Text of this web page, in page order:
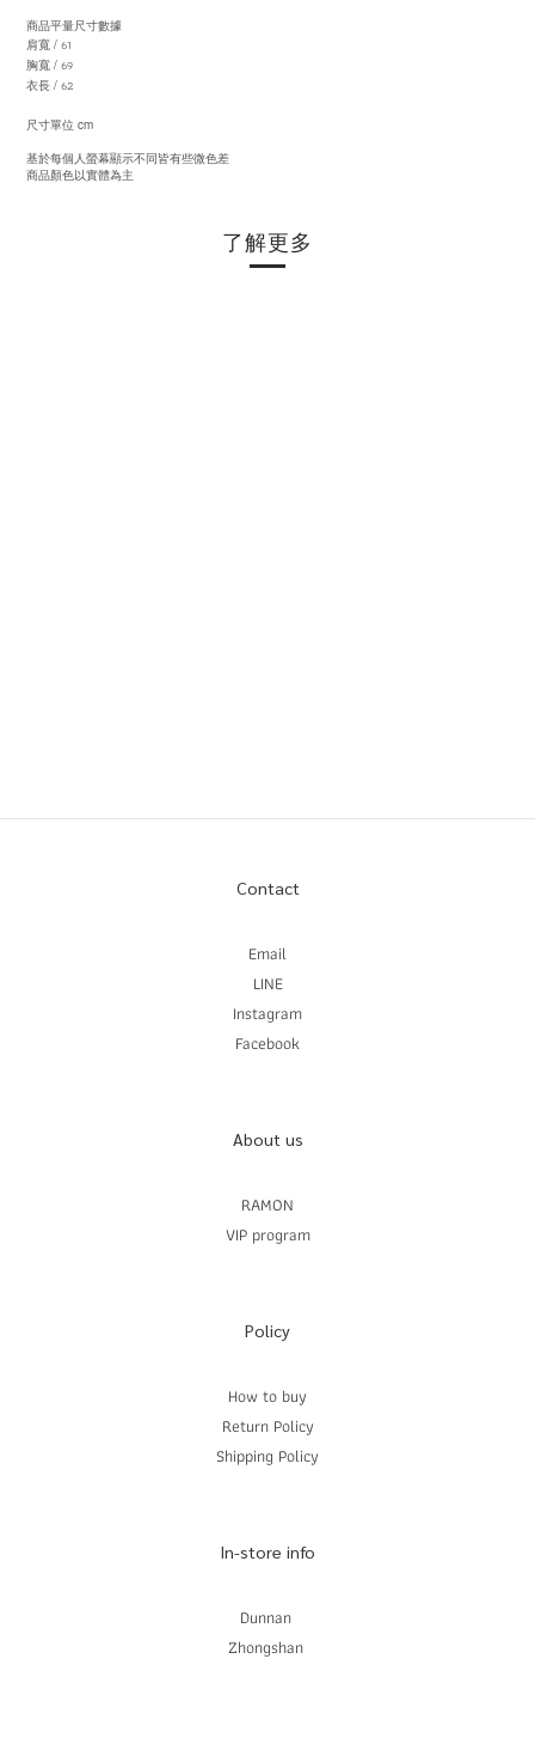
商品平量尺寸數據
肩寬 / 61
胸寬 / 69
衣長 / 62
尺寸單位 cm
基於每個人螢幕顯示不同皆有些微色差
商品顏色以實體為主
了解更多
Contact
Email
LINE
Instagram
Facebook
About us
RAMON
VIP program
Policy
How to buy
Return Policy
Shipping Policy
In-store info
Dunnan
Zhongshan